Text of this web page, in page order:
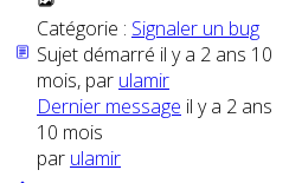
Catégorie : Signaler un bug
Sujet démarré il y a 2 ans 10
mois, par ulamir
Dernier message il y a 2 ans
10 mois
par ulamir